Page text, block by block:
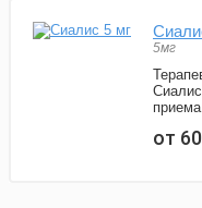
5мг
приема
от